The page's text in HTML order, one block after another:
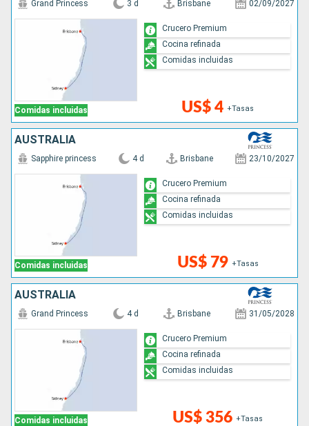
Comidas incluidas
Grand Princess 3 d Brisbane 02/09/2027
US$ 4 +Tasas
Crucero Premium
Cocina refinada
Comidas incluidas
AUSTRALIA
Comidas incluidas
Sapphire princess 4 d Brisbane 23/10/2027
US$ 79 +Tasas
Crucero Premium
Cocina refinada
Comidas incluidas
AUSTRALIA
Comidas incluidas
Grand Princess 4 d Brisbane 31/05/2028
US$ 356 +Tasas
Crucero Premium
Cocina refinada
Comidas incluidas